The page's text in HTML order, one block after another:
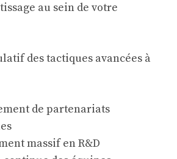
au sein de votre
des tactiques avancées à
de partenariats
massif en R&D